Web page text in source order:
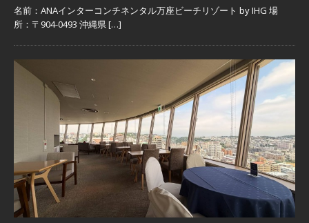
名前：ANAインターコンチネンタル万座ビーチリゾート by IHG 場
所：〒904-0493 沖縄県[…]